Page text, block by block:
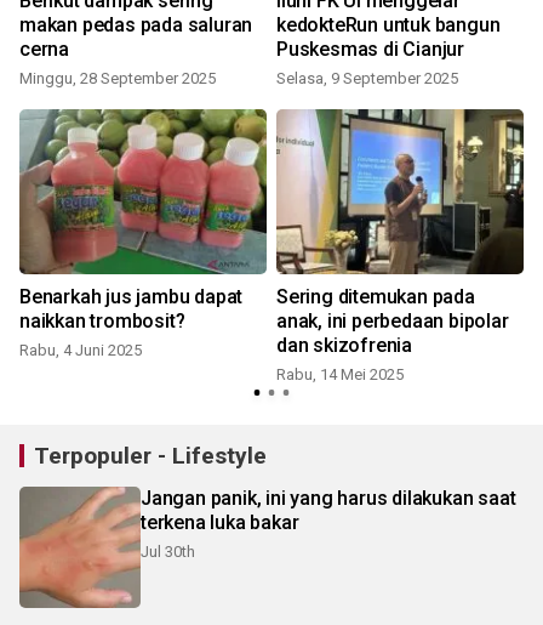
makan pedas pada saluran
cerna
Minggu, 28 September 2025
kedokteRun untuk bangun
Puskesmas di Cianjur
Selasa, 9 September 2025
Benarkah jus jambu dapat
naikkan trombosit?
Rabu, 4 Juni 2025
Sering ditemukan pada
anak, ini perbedaan bipolar
dan skizofrenia
Rabu, 14 Mei 2025
Terpopuler - Lifestyle
Jangan panik, ini yang harus dilakukan saat
terkena luka bakar
Jul 30th